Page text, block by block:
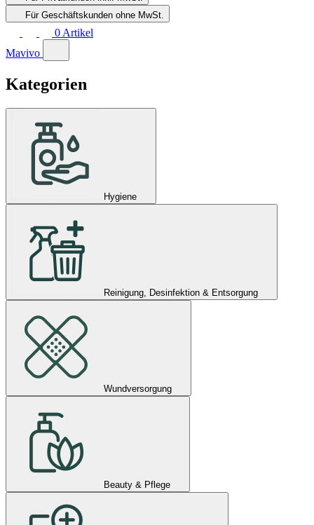
Für Geschäftskunden ohne MwSt.
0 Artikel
Mavivo
Kategorien
Hygiene
Reinigung, Desinfektion & Entsorgung
Wundversorgung
Beauty & Pflege